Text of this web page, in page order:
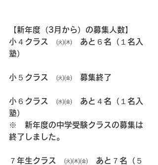
【新年度（3月から）の募集人数】
小４クラス　㈫㈭　あと６名（１名入
塾）
小５クラス　㈫㈮　募集終了
小６クラス　㈬㈮　あと４名（１名入
塾）
※　新年度の中学受験クラスの募集は
終了しました。
７年生クラス　㈫㈭㈮　あと７名（５